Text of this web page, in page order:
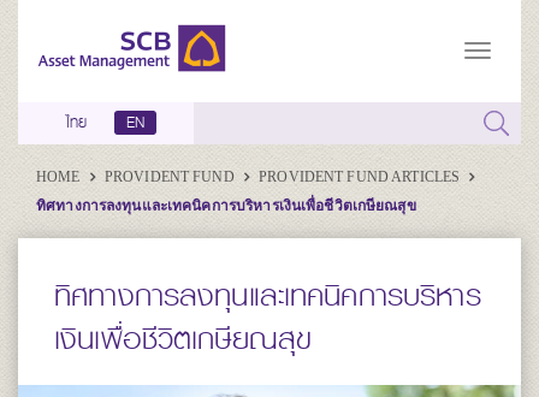
ไทย EN
HOME PROVIDENT FUND
PROVIDENT FUND ARTICLES
ทิศทางการลงทุนและเทคนิคการบริหารเงินเพื่อชีวิตเกษียณสุข
ทิศทางการลงทุนและเทคนิคการบริหาร
เงินเพื่อชีวิตเกษียณสุข